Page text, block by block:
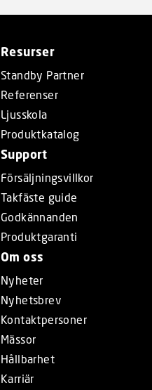
Resurser
Standby Partner
Referenser
Ljusskola
Produktkatalog
Support
Försäljningsvillkor
Takfäste guide
Godkännanden
Produktgaranti
Om oss
Nyheter
Nyhetsbrev
Kontaktpersoner
Mässor
Hållbarhet
Karriär